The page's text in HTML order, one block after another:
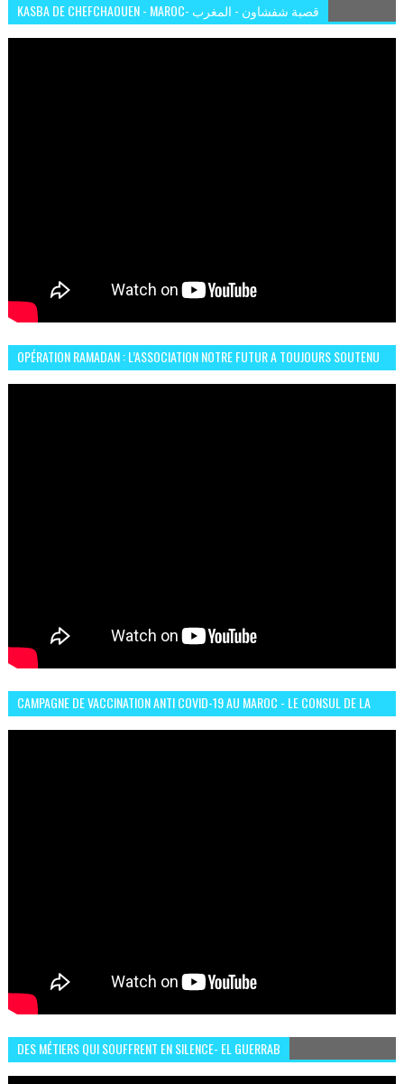
KASBA DE CHEFCHAOUEN - MAROC- قصبة شفشاون - المغرب
OPÉRATION RAMADAN : L’ASSOCIATION NOTRE FUTUR A TOUJOURS SOUTENU
CAMPAGNE DE VACCINATION ANTI COVID-19 AU MAROC - LE CONSUL DE LA
DES MÉTIERS QUI SOUFFRENT EN SILENCE- EL GUERRAB